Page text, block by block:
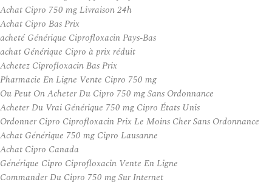
Achat Cipro 750 mg Livraison 24h
Achat Cipro Bas Prix
acheté Générique Ciprofloxacin Pays-Bas
achat Générique Cipro à prix réduit
Achetez Ciprofloxacin Bas Prix
Pharmacie En Ligne Vente Cipro 750 mg
Ou Peut On Acheter Du Cipro 750 mg Sans Ordonnance
Acheter Du Vrai Générique 750 mg Cipro États Unis
Ordonner Cipro Ciprofloxacin Prix Le Moins Cher Sans Ordonnance
Achat Générique 750 mg Cipro Lausanne
Achat Cipro Canada
Générique Cipro Ciprofloxacin Vente En Ligne
Commander Du Cipro 750 mg Sur Internet